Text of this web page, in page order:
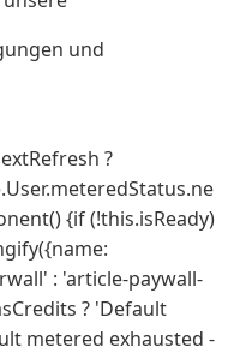
und
?
{if (!this.isReady)
: 'article-paywall-
? 'Default
metered exhausted -